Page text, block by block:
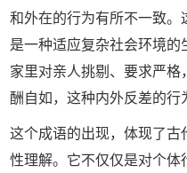
和外在的行为有所不一致。
是一种适应复杂社会环境
家里对亲人挑剔、要求严
酬自如，这种内外反差的行
这个成语的出现，体现了古
性理解。它不仅仅是对个